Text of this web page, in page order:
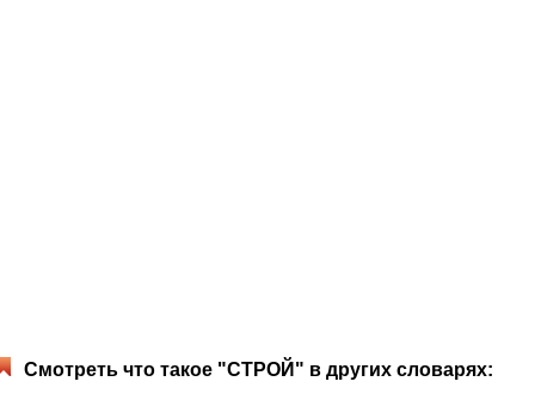
Смотреть что такое "СТРОЙ" в других словарях: